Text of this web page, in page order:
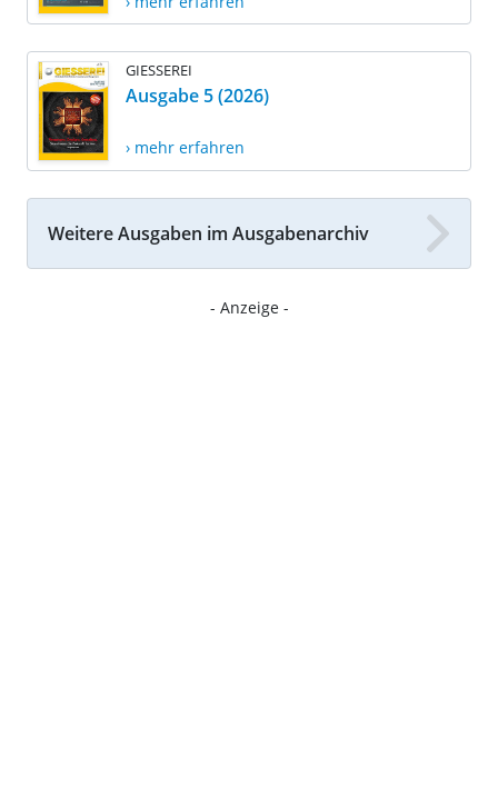
GIESSEREI
Ausgabe 5 (2026)
› mehr erfahren
Weitere Ausgaben im Ausgabenarchiv
- Anzeige -